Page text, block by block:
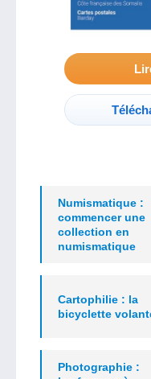
Numismatique :
commencer une
collection en
numismatique
Cartophilie : la
bicyclette
Photographie :